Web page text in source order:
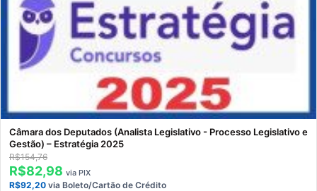
Câmara dos Deputados (Analista Legislativo - Processo Legislativo e
Gestão) – Estratégia 2025
R$154,76
R$82,98 via PIX
R$92,20 via Boleto/Cartão de Crédito